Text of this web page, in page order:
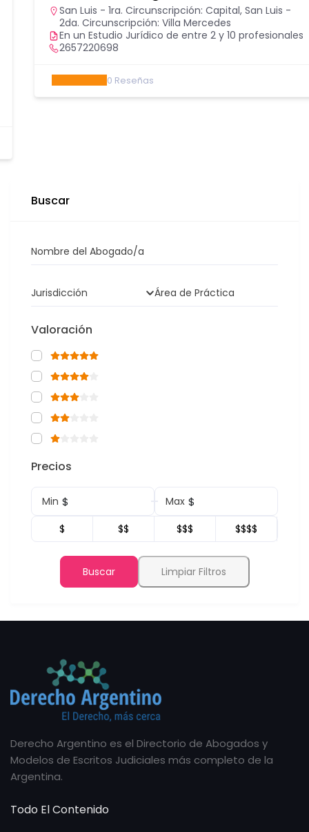
San Luis - 1ra. Circunscripción: Capital,San Luis -
2da. Circunscripción: Villa Mercedes
En un Estudio Jurídico de entre 2 y 10 profesionales
2657220698
Reseñas
Buscar
Nombre del Abogado/a
Jurisdicción Área de Práctica
Valoración
Precios
Min $ Max $
$ $$ $$$ $$$$
Buscar Limpiar Filtros
Derecho Argentino es el Directorio de Abogados y
Modelos de Escritos Judiciales más completo de la
Argentina.
Todo El Contenido